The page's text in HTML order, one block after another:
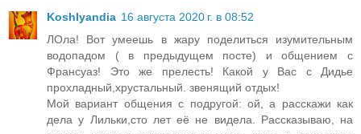
Koshlyandia 16 августа 2020 г. в 08:52
ЛОла! Вот умеешь в жару поделиться изумительным
водопадом ( в предыдущем посте) и общением с
Франсуаз! Это же прелесть! Какой у Вас с Дидье
прохладный,хрустальный. звенящий отдых!
Мой вариант общения с подругой: ой, а расскажи как
дела у Лильки,сто лет её не видела. Рассказываю, на